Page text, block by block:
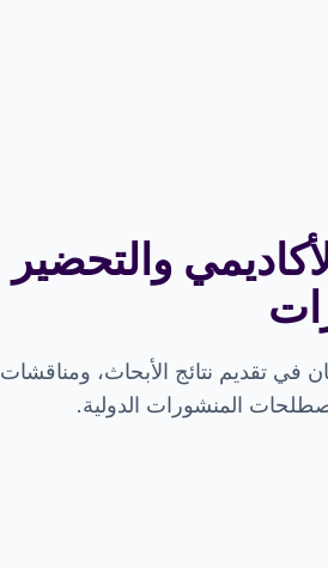
والتحضير
في تقديم نتائج الأبحاث، ومناقشات
المنشورات الدولية.